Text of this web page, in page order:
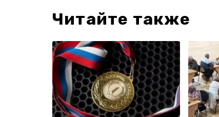
Читайте также